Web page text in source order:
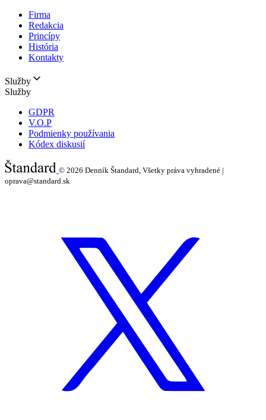
Firma
Redakcia
Princípy
História
Kontakty
Služby
Služby
GDPR
V.O.P
Podmienky používania
Kódex diskusií
© 2026 Denník Štandard, Všetky práva vyhradené |
oprava@standard.sk